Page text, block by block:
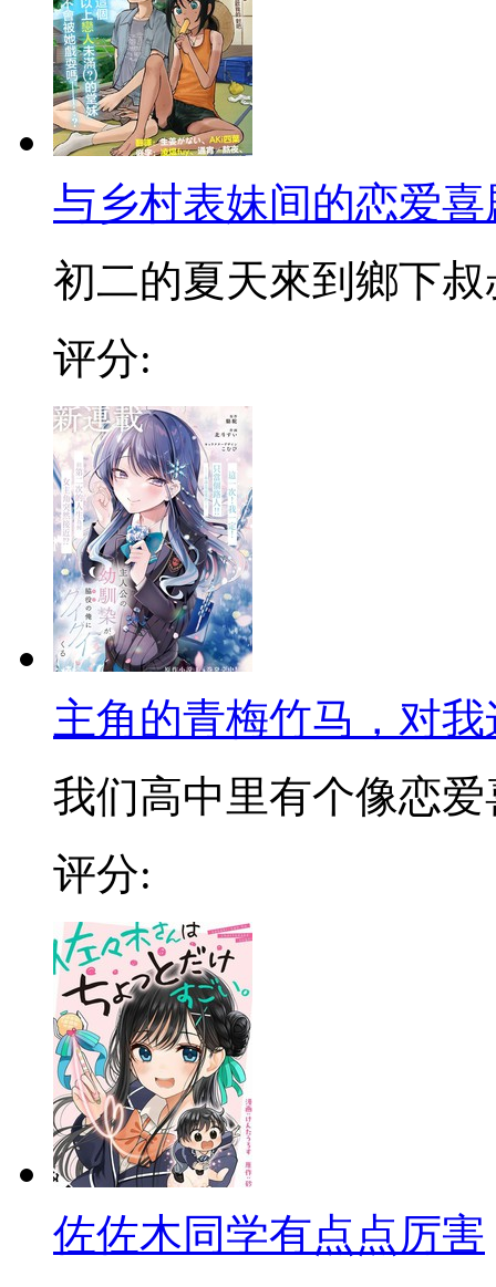
与乡村表妹间的恋爱喜
初二的夏天來到鄉下叔
评分:
主角的青梅竹马，对
我们高中里有个像恋爱
评分:
佐佐木同学有点点厉害